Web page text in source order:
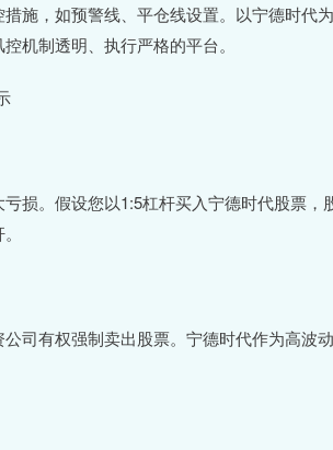
施，如预警线、平仓线设置。以宁德时代
机制透明、执行严格的平台。
损。假设您以1:5杠杆买入宁德时代股票
司有权强制卖出股票。宁德时代作为高波